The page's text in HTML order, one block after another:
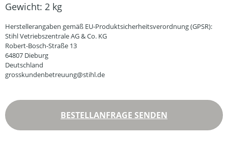
Gewicht: 2 kg
Herstellerangaben gemäß EU-Produktsicherheitsverordnung (GPSR):
Stihl Vetriebszentrale AG & Co. KG
Robert-Bosch-Straße 13
64807 Dieburg
Deutschland
grosskundenbetreuung@stihl.de
BESTELLANFRAGE SENDEN